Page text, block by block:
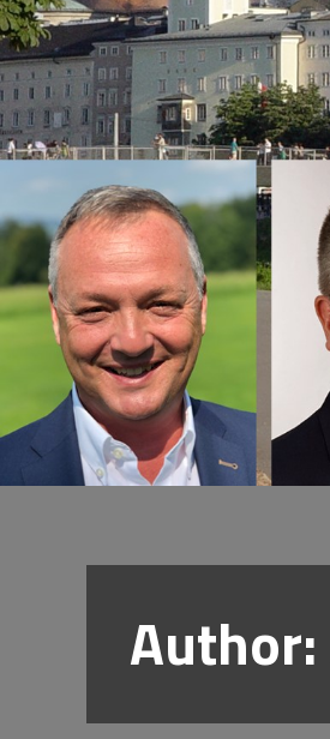
Author: